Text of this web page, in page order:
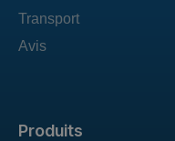
Produits
Transport
Avis